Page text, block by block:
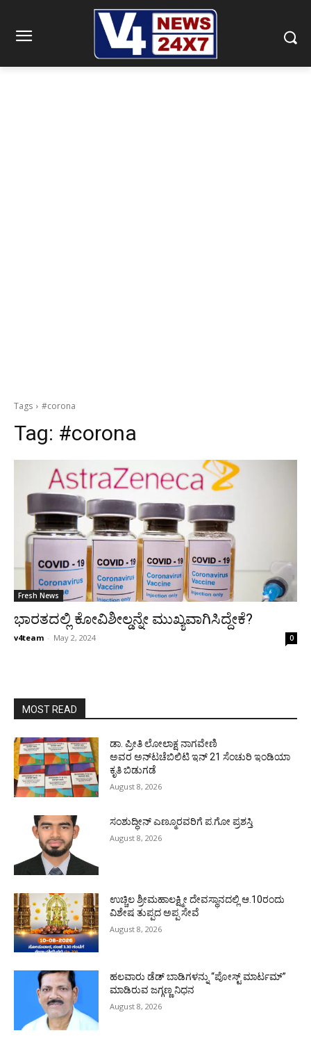
Tags #corona
Tag: #corona
Fresh News
ಭಾರತದಲ್ಲಿ ಕೋವಿಶೀಲ್ಡನ್ನೇ ಮುಖ್ಯವಾಗಿಸಿದ್ದೇಕೆ?
v4team - May 2, 2024 0
MOST READ
ಡಾ. ಪ್ರೀತಿ ಲೋಲಾಕ್ಷ ನಾಗವೇಣಿ
ಅವರ ಅನ್‌ಟಚೆಬಿಲಿಟಿ ಇನ್ 21 ಸೆಂಚುರಿ ಇಂಡಿಯಾ
ಕೃತಿ ಬಿಡುಗಡೆ
August 8, 2026
ಸಂಶುದ್ಧೀನ್ ಎಣ್ಮೂರವರಿಗೆ ಪ.ಗೋ ಪ್ರಶಸ್ತಿ
August 8, 2026
ಉಚ್ಚಿಲ ಶ್ರೀಮಹಾಲಕ್ಷ್ಮೀ ದೇವಸ್ಥಾನದಲ್ಲಿ ಆ.10ರಂದು
ವಿಶೇಷ ತುಪ್ಪದ ಅಪ್ಪ ಸೇವೆ
August 8, 2026
ಹಲವಾರು ಡೆಡ್ ಬಾಡಿಗಳನ್ನು “ಪೋಸ್ಟ್ ಮಾರ್ಟಮ್”
ಮಾಡಿರುವ ಜಗ್ಗಣ್ಣ ನಿಧನ
August 8, 2026